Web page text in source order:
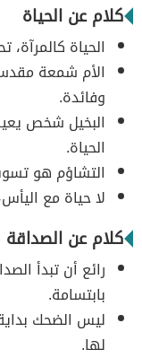
كلام عن الحياة
الحياة
الأم شمعة
وفائدة.
البخيل شخص
الحياة.
التشاؤم هو
لا حياة مع
كلام عن الصداقة
رائع أن تبدأ
بابتسامة.
ليس الضحك
لها.